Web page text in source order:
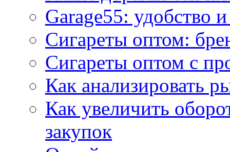
Garage55: удобство
Сигареты оптом:
Сигареты оптом с
Как анализировать
Как увеличить
закупок